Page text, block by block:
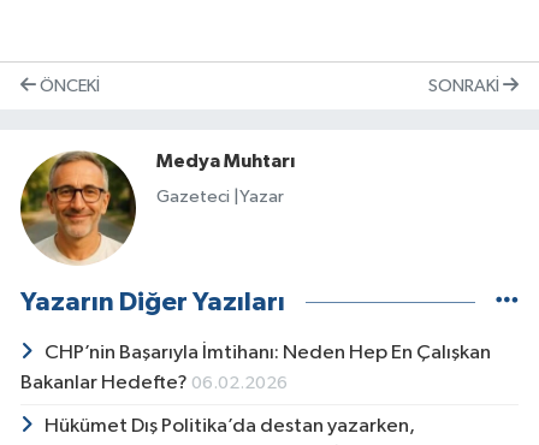
ÖNCEKI SONRAKI
Medya Muhtarı
Gazeteci |Yazar
Yazarın Diğer Yazıları
CHP’nin Başarıyla İmtihanı: Neden Hep En Çalışkan
Bakanlar Hedefte? 06.02.2026
Hükümet Dış Politika’da destan yazarken,